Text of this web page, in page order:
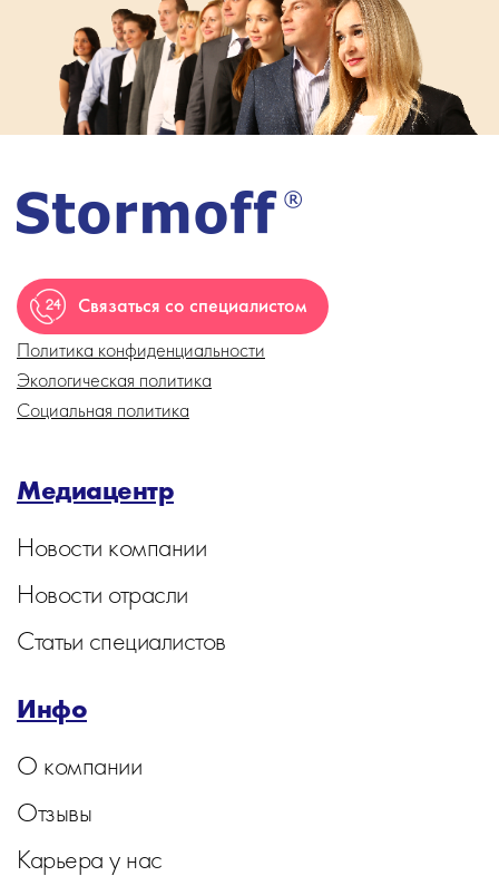
Связаться со специалистом
Политика конфиденциальности
Экологическая политика
Социальная политика
Медиацентр
Новости компании
Новости отрасли
Статьи специалистов
Инфо
О компании
Отзывы
Карьера у нас